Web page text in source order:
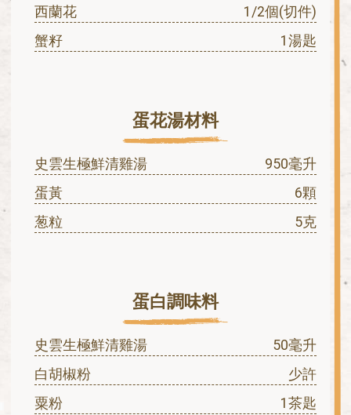
西蘭花
1/2個(切件)
蟹籽
1湯匙
蛋花湯材料
史雲生極鮮清雞湯
950毫升
蛋黃
6顆
葱粒
5克
蛋白調味料
史雲生極鮮清雞湯
50毫升
白胡椒粉
少許
粟粉
1茶匙